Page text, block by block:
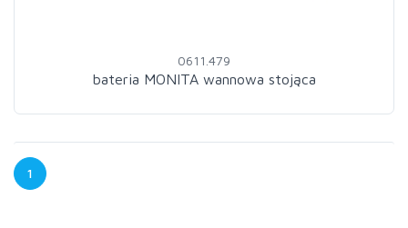
0611.479
bateria MONITA wannowa stojąca
1